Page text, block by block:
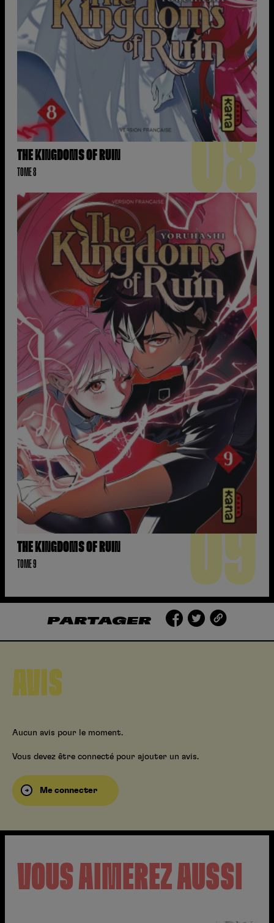
THE KINGDOMS OF RUIN
TOME 8 08
THE KINGDOMS OF RUIN
TOME 9 09
PARTAGER
AVIS
Aucun avis pour le moment.
Vous devez être connecté pour ajouter un avis.
Me connecter
VOUS AIMEREZ AUSSI